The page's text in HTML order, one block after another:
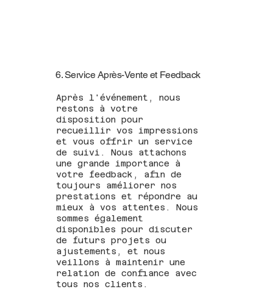
6. Service Après-Vente et Feedback
Après l'événement, nous
restons à votre
disposition pour
recueillir vos impressions
et vous offrir un service
de suivi. Nous attachons
une grande importance à
votre feedback, afin de
toujours améliorer nos
prestations et répondre au
mieux à vos attentes. Nous
sommes également
disponibles pour discuter
de futurs projets ou
ajustements, et nous
veillons à maintenir une
relation de confiance avec
tous nos clients.